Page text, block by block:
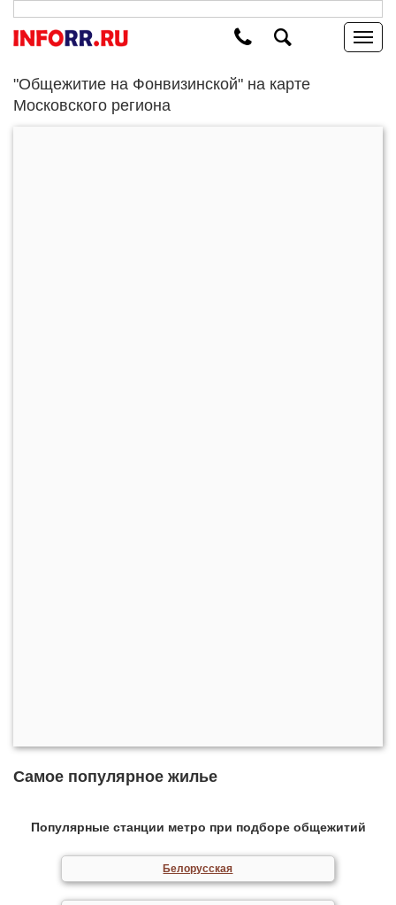
"Общежитие на Фонвизинской" на карте
Московского региона
Самое популярное жилье
Популярные станции метро при подборе общежитий
Белорусская